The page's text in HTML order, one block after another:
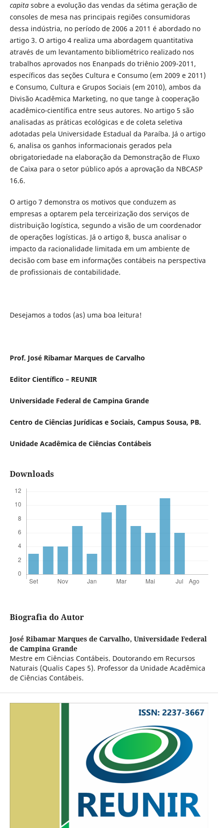
capitasobre a evolução das vendas da sétima geração de
consoles de mesa nas principais regiões consumidoras
dessa indústria, no período de 2006 a 2011 é abordado no
artigo 3. O artigo 4 realiza uma abordagem quantitativa
através de um levantamento bibliométrico realizado nos
trabalhos aprovados nos Enanpads do triênio 2009-2011,
específicos das seções Cultura e Consumo (em 2009 e 2011)
e Consumo, Cultura e Grupos Sociais (em 2010), ambos da
Divisão Acadêmica Marketing, no que tange à cooperação
acadêmico-científica entre seus autores. No artigo 5 são
analisadas as práticas ecológicas e de coleta seletiva
adotadas pela Universidade Estadual da Paraíba. Já o artigo
6, analisa os ganhos informacionais gerados pela
obrigatoriedade na elaboração da Demonstração de Fluxo
de Caixa para o setor público após a aprovação da NBCASP
16.6.
O artigo 7 demonstra os motivos que conduzem as
empresas a optarem pela terceirização dos serviços de
distribuição logística, segundo a visão de um coordenador
de operações logísticas. Já o artigo 8, busca analisar o
impacto da racionalidade limitada em um ambiente de
decisão com base em informações contábeis na perspectiva
de profissionais de contabilidade.
Desejamos a todos (as) uma boa leitura!
Prof. José Ribamar Marques de Carvalho
Editor Científico – REUNIR
Universidade Federal de Campina Grande
Centro de Ciências Jurídicas e Sociais, Campus Sousa, PB.
Unidade Acadêmica de Ciências Contábeis
Downloads
Biografia do Autor
José Ribamar Marques de Carvalho, Universidade Federal
de Campina Grande
Mestre em Ciências Contábeis. Doutorando em Recursos
Naturais (Qualis Capes 5). Professor da Unidade Acadêmica
de Ciências Contábeis.